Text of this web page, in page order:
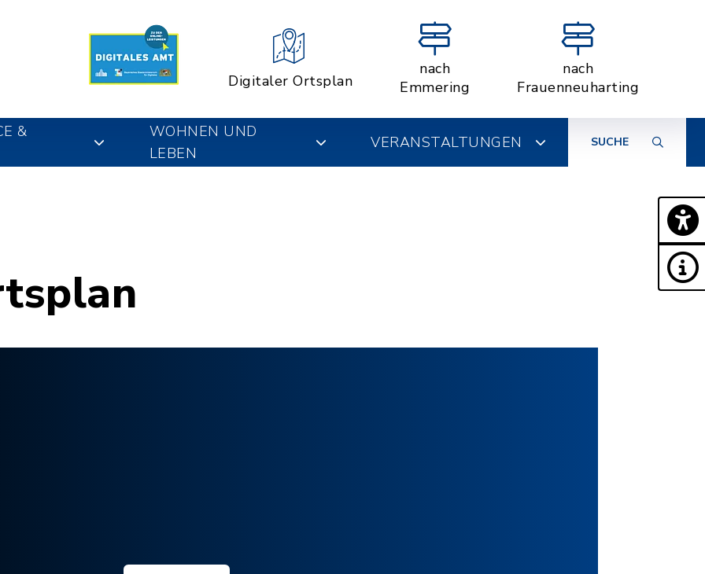
Digitaler Ortsplan
nach
Emmering
nach
Frauenneuharting
&
WOHNEN UND
LEBEN
VERANSTALTUNGEN SUCHE